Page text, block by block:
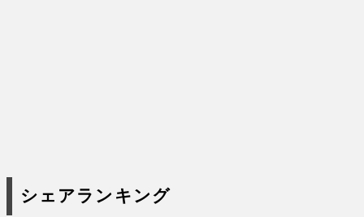
シェアランキング